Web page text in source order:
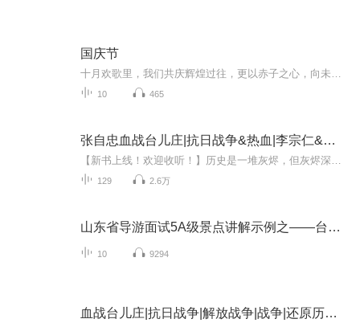
国庆节
10 465
张自忠血战台儿庄|抗日战争&热血|李宗仁&周恩来
129 2.6万
山东省导游面试5A级景点讲解示例之——台儿庄
10 9294
血战台儿庄|抗日战争|解放战争|战争|还原历史真相